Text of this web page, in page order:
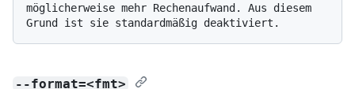
möglicherweise mehr Rechenaufwand. Aus diesem
--format=<fmt>